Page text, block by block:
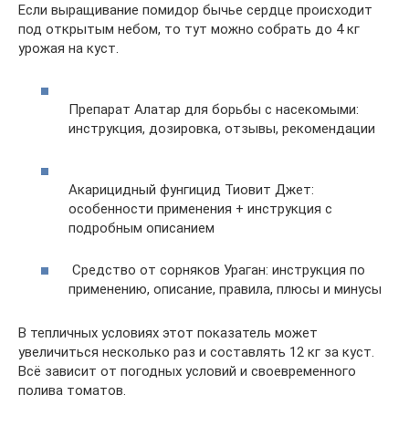
Если выращивание помидор бычье сердце происходит
под открытым небом, то тут можно собрать до 4 кг
урожая на куст.
Препарат Алатар для борьбы с насекомыми:
инструкция, дозировка, отзывы, рекомендации
Акарицидный фунгицид Тиовит Джет:
особенности применения + инструкция с
подробным описанием
Средство от сорняков Ураган: инструкция по
применению, описание, правила, плюсы и минусы
В тепличных условиях этот показатель может
увеличиться несколько раз и составлять 12 кг за куст.
Всё зависит от погодных условий и своевременного
полива томатов.